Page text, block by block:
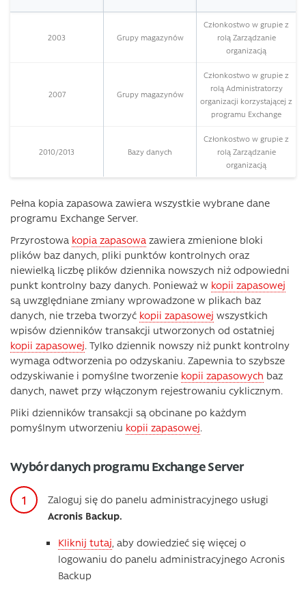
2003 Grupy magazynów
Członkostwo w grupie z
rolą Zarządzanie
organizacją
2007 Grupy magazynów
Członkostwo w grupie z
rolą Administratorzy
organizacji korzystającej z
programu Exchange
2010/2013 Bazy danych
Członkostwo w grupie z
rolą Zarządzanie
organizacją
Pełna kopia zapasowa zawiera wszystkie wybrane dane
programu Exchange Server.
Przyrostowa kopia zapasowa zawiera zmienione bloki
plików baz danych, pliki punktów kontrolnych oraz
niewielką liczbę plików dziennika nowszych niż odpowiedni
punkt kontrolny bazy danych. Ponieważ w kopii zapasowej
są uwzględniane zmiany wprowadzone w plikach baz
danych, nie trzeba tworzyć kopii zapasowej wszystkich
wpisów dzienników transakcji utworzonych od ostatniej
kopii zapasowej. Tylko dziennik nowszy niż punkt kontrolny
wymaga odtworzenia po odzyskaniu. Zapewnia to szybsze
odzyskiwanie i pomyślne tworzenie kopii zapasowych baz
danych, nawet przy włączonym rejestrowaniu cyklicznym.
Pliki dzienników transakcji są obcinane po każdym
pomyślnym utworzeniu kopii zapasowej.
Wybór danych programu Exchange Server
Zaloguj się do panelu administracyjnego usługi
Acronis Backup.
Kliknij tutaj, aby dowiedzieć się więcej o
logowaniu do panelu administracyjnego Acronis
Backup